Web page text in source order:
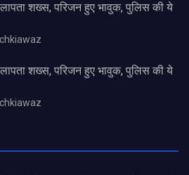
लापता शख्स, परिजन हुए भावुक, पुलिस की ये
लापता शख्स, परिजन हुए भावुक, पुलिस की ये